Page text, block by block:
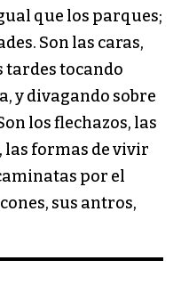
que los parques;
Son las caras,
tardes tocando
y divagando sobre
los flechazos, las
formas de vivir
por el
sus antros,